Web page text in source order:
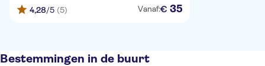
4,28/5 (5) Vanaf:€ 35
Bestemmingen in de buurt